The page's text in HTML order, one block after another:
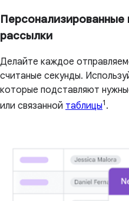
рассылки
Делайте каждое
считаные секунды.
которые подставляют
или связанной таблицы1.